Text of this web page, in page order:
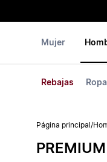
Mujer
Rebajas Ropa
Página principal /